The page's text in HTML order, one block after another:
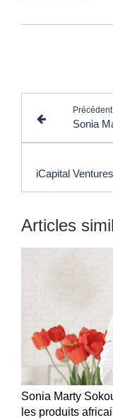
Précédent
Articles
Sonia Marty
les produits